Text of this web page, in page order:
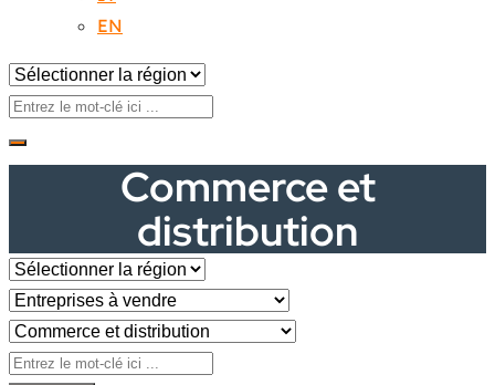
EN
Commerce et
distribution